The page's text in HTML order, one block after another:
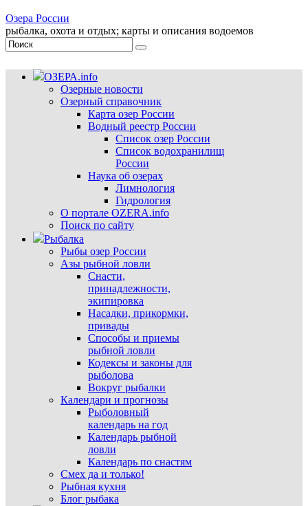
Озера России
рыбалка, охота и отдых; карты и описания водоемов
ОЗЕРА.info
Озерные новости
Озерный справочник
Карта озер России
Водный реестр России
Список озер России
Список водохранилищ
России
Наука об озерах
Лимнология
Гидрология
О портале OZERA.info
Поиск по сайту
Рыбалка
Рыбы озер России
Азы рыбной ловли
Снасти,
принадлежности,
экипировка
Насадки, прикормки,
привады
Способы и приемы
рыбной ловли
Кодексы и законы для
рыболова
Вокруг рыбалки
Календари и прогнозы
Рыболовный
календарь на год
Календарь рыбной
ловли
Календарь по снастям
Смех да и только!
Рыбная кухня
Блог рыбака